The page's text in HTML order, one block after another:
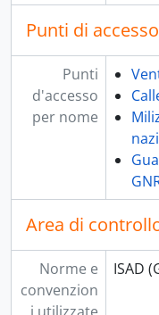
Punti di accesso
Punti
d'accesso
per nome
Area di
Norme e
convenzion
ISAD